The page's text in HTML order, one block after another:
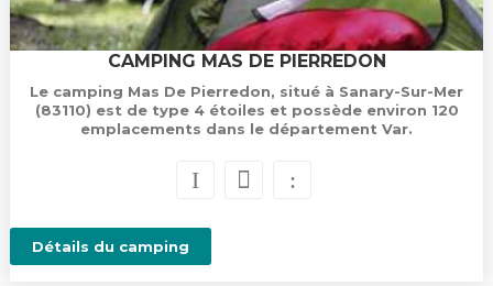
CAMPING MAS DE PIERREDON
Le camping Mas De Pierredon, situé à Sanary-Sur-Mer
(83110) est de type 4 étoiles et possède environ 120
emplacements dans le département Var.
Détails du camping